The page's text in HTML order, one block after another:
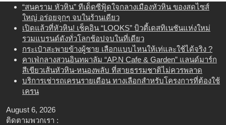
content
“สนคราม หัวหิน” ทีเด็ดซีฟู้ดใจกลางเมืองหัวหิน ของสดไซส์
ใหญ่ อร่อยจุกๆ จบในร้านเดียว
เปิดแล้วที่หัวหิน! เช็คอิน “LOOKS” บิวตี้เดสทิเนชันแห่งใหม่
รวมแบรนด์ดังทั่วโลกช้อปจบในที่เดียว
กระเป๋าสะพายข้างผู้ชาย เลือกแบบไหนให้เท่และใช้ได้จริง ?
คาเฟ่กลางสวนอินทผาลัม “AP.N Cafe & Garden” แลนด์มาร์ก
สีเขียวเส้นหัวหิน-หนองพลับ ที่สายธรรมชาติไม่ควรพลาด
บริการเช่ารถเครนรายเดือน ทางเลือกสำหรับโครงการที่ต้องใช้
เครน
August 6, 2026
ติดตามพวกเรา :